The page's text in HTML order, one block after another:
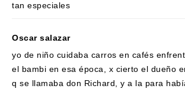
tan especiales
Oscar salazar
yo de niño cuidaba carros en cafés
el bambi en esa época, x cierto el dueño
q se llamaba don Richard, y a la para